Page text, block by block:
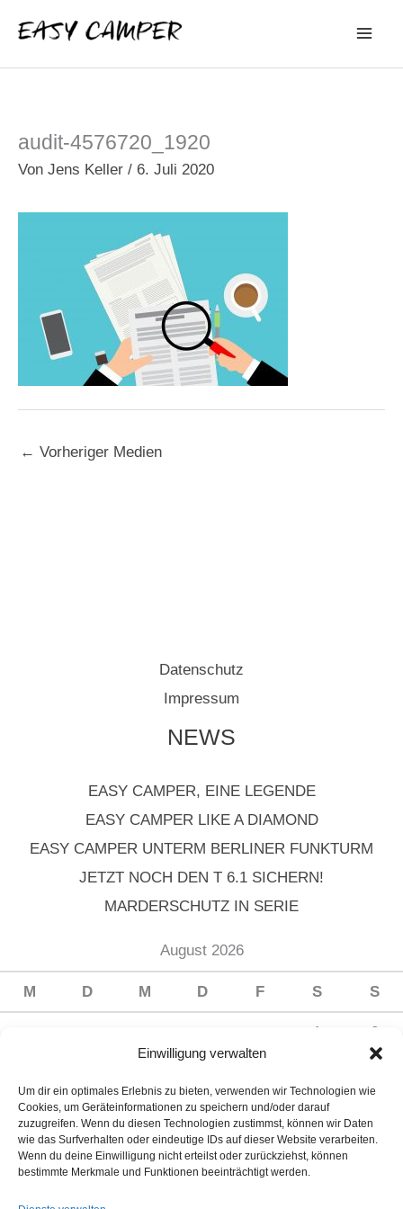
Einwilligung verwalten
Um dir ein optimales Erlebnis zu bieten, verwenden wir Technologien wie
Cookies, um Geräteinformationen zu speichern und/oder darauf
zuzugreifen. Wenn du diesen Technologien zustimmst, können wir Daten
wie das Surfverhalten oder eindeutige IDs auf dieser Website verarbeiten.
Wenn du deine Einwilligung nicht erteilst oder zurückziehst, können
bestimmte Merkmale und Funktionen beeinträchtigt werden.
Inhalt
springen
audit-4576720_1920
Von Jens Keller / 6. Juli 2020
← Vorheriger Medien
Datenschutz
Impressum
NEWS
EASY CAMPER, EINE LEGENDE
EASY CAMPER LIKE A DIAMOND
EASY CAMPER UNTERM BERLINER FUNKTURM
JETZT NOCH DEN T 6.1 SICHERN!
MARDERSCHUTZ IN SERIE
August 2026
M D M D F S S
1
2
6
9
10
11 12 13 14 15
16
17
18 19 20 21 22
23
24
25 26 27 28